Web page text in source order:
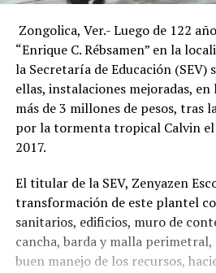
Zongolica, Ver.- Luego de 122
“Enrique C. Rébsamen” en la
la Secretaría de Educación (SEV)
ellas, instalaciones mejoradas,
más de 3 millones de pesos, tras
por la tormenta tropical Calvin el
2017.
El titular de la SEV, Zenyazen
transformación de este plantel
sanitarios, edificios, muro de
cancha, barda y malla
buen manejo de los recursos,